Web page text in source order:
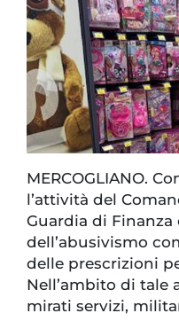
MERCOGLIANO.
l’attività del
Guardia di
dell’abusivismo
delle prescrizioni
Nell’ambito di tale
mirati servizi,